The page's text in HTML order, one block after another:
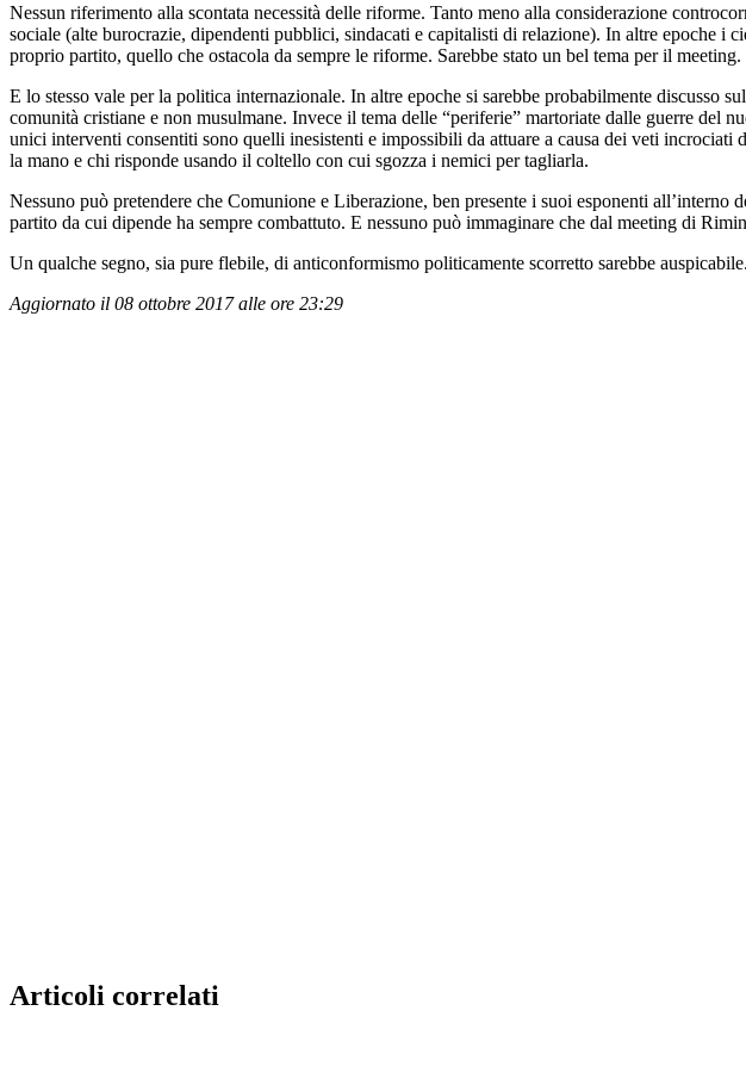
Nessun riferimento alla scontata necessità delle riforme. Tanto meno alla considerazione
sociale (alte burocrazie, dipendenti pubblici, sindacati e capitalisti di relazione). In altre epoche i
proprio partito, quello che ostacola da sempre le riforme. Sarebbe stato un bel tema per il
E lo stesso vale per la politica internazionale. In altre epoche si sarebbe probabilmente
comunità cristiane e non musulmane. Invece il tema delle “periferie” martoriate dalle guerre del
unici interventi consentiti sono quelli inesistenti e impossibili da attuare a causa dei veti
la mano e chi risponde usando il coltello con cui sgozza i nemici per tagliarla.
Nessuno può pretendere che Comunione e Liberazione, ben presente i suoi esponenti
partito da cui dipende ha sempre combattuto. E nessuno può immaginare che dal meeting di
Un qualche segno, sia pure flebile, di anticonformismo politicamente scorretto sarebbe
Aggiornato il 08 ottobre 2017 alle ore 23:29
Articoli correlati